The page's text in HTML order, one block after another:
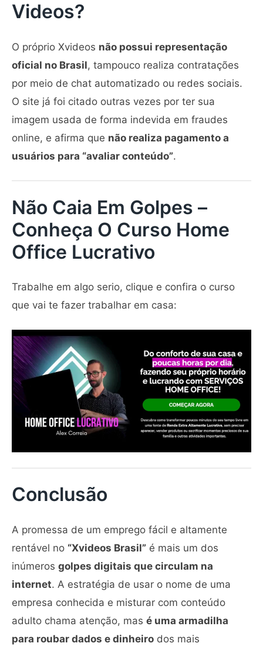
Videos?
O próprio Xvideos não possui representação
oficial no Brasil, tampouco realiza contratações
por meio de chat automatizado ou redes sociais.
O site já foi citado outras vezes por ter sua
imagem usada de forma indevida em fraudes
online, e afirma que não realiza pagamento a
usuários para “avaliar conteúdo”.
Não Caia Em Golpes –
Conheça O Curso Home
Office Lucrativo
Trabalhe em algo serio, clique e confira o curso
que vai te fazer trabalhar em casa:
Conclusão
A promessa de um emprego fácil e altamente
rentável no “Xvideos Brasil” é mais um dos
inúmeros golpes digitais que circulam na
internet. A estratégia de usar o nome de uma
empresa conhecida e misturar com conteúdo
adulto chama atenção, mas é uma armadilha
para roubar dados e dinheiro dos mais